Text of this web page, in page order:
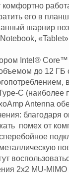
его в
шарнир
Intel® Core™
до 12 ГБ
C (наиболее
Antenna
благодаря
помех от
2x2 MU-